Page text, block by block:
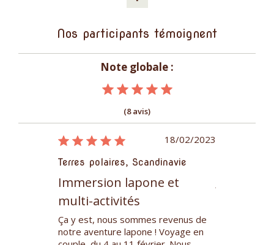
Nos participants témoignent
Note globale :
(8 avis)
18/02/2023
Terres polaires, Scandinavie
Immersion lapone et
multi-activités
Ça y est, nous sommes revenus de
notre aventure lapone ! Voyage en